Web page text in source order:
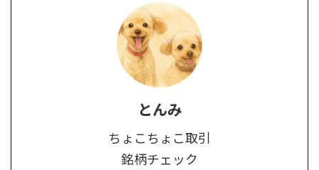
とんみ
ちょこちょこ取引
銘柄チェック